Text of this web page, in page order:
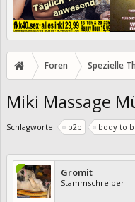
Foren Spezielle
Miki Massage
Schlagworte: b2b body to
Gromit
Stammschreiber